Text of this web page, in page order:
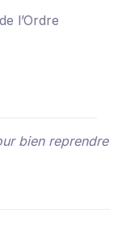
de l’Ordre
bien reprendre